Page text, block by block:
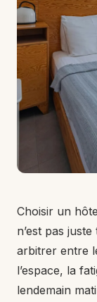
Choisir un
n’est pas
arbitrer entre
l’espace, la
lendemain